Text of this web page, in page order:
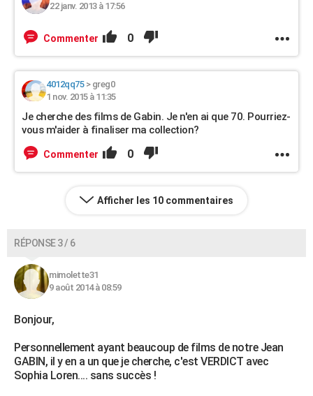
22 janv. 2013 à 17:56
Commenter 0
4012qq75> greg0
1 nov. 2015 à 11:35
Je cherche des films de Gabin. Je n'en ai que 70. Pourriez-
vous m'aider à finaliser ma collection?
Commenter 0
Afficher les 10 commentaires
RÉPONSE 3 / 6
mimolette31
9 août 2014 à 08:59
Bonjour,
Personnellement ayant beaucoup de films de notre Jean
GABIN, il y en a un que je cherche, c'est VERDICT avec
Sophia Loren.... sans succès !